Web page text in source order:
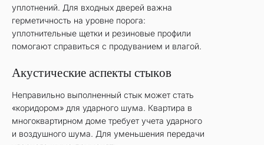
уплотнений. Для входных дверей важна
герметичность на уровне порога:
уплотнительные щетки и резиновые профили
помогают справиться с продуванием и влагой.
Акустические аспекты стыков
Неправильно выполненный стык может стать
«коридором» для ударного шума. Квартира в
многоквартирном доме требует учета ударного
и воздушного шума. Для уменьшения передачи